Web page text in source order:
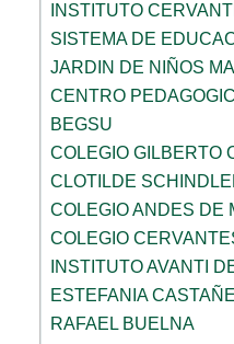
INSTITUTO
SISTEMA DE
JARDIN DE NIÑOS
CENTRO
BEGSU
COLEGIO GILBERTO
CLOTILDE
COLEGIO ANDES DE
COLEGIO
INSTITUTO AVANTI
ESTEFANIA
RAFAEL BUELNA